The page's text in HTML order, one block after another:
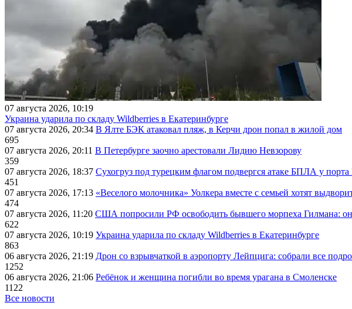
07 августа 2026, 10:19
Украина ударила по складу Wildberries в Екатеринбурге
07 августа 2026, 20:34 В Ялте БЭК атаковал пляж, в Керчи дрон попал в жилой дом
695
07 августа 2026, 20:11 В Петербурге заочно арестовали Лидию Невзорову
359
07 августа 2026, 18:37 Сухогруз под турецким флагом подвергся атаке БПЛА у
451
07 августа 2026, 17:13 «Веселого молочника» Уолкера вместе с семьей хотят
474
07 августа 2026, 11:20 США попросили РФ освободить бывшего морпеха Гилмана:
622
07 августа 2026, 10:19 Украина ударила по складу Wildberries в Екатеринбурге
863
06 августа 2026, 21:19 Дрон со взрывчаткой в аэропорту Лейпцига: собрали все
1252
06 августа 2026, 21:06 Ребёнок и женщина погибли во время урагана в Смоленске
1122
Все новости